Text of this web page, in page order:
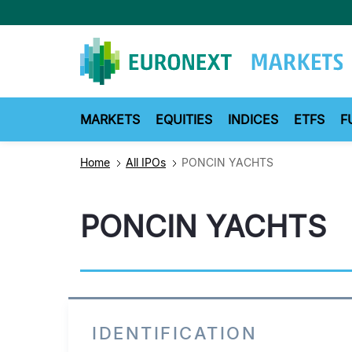
to
MARKETS EQUITIES INDICES ETFS
Home All IPOs PONCIN YACHTS
PONCIN YACHTS
IDENTIFICATION